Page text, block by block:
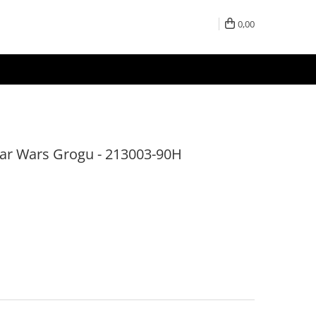
0,00
Wars Grogu - 213003-90H